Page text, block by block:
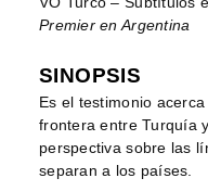
Premier en Argentina
SINOPSIS
Es el testimonio
frontera entre Turquía
perspectiva sobre las
separan a los países.